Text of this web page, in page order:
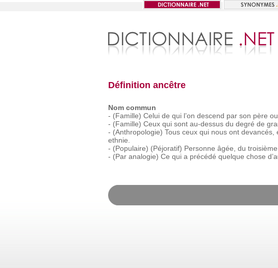
Définition ancêtre
Nom commun
- (Famille) Celui de qui l’on descend par son père ou
- (Famille) Ceux qui sont au-dessus du degré de
- (Anthropologie) Tous ceux qui nous ont devancés,
ethnie.
- (Populaire) (Péjoratif) Personne âgée, du troisième
- (Par analogie) Ce qui a précédé quelque chose